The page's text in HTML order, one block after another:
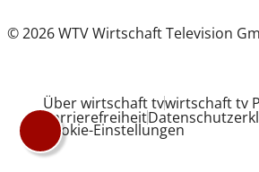
© 2026 WTV Wirtschaft Television
Über wirtschaft tvwirtschaft tv
Barrierefreiheit
Cookie-Einstellungen